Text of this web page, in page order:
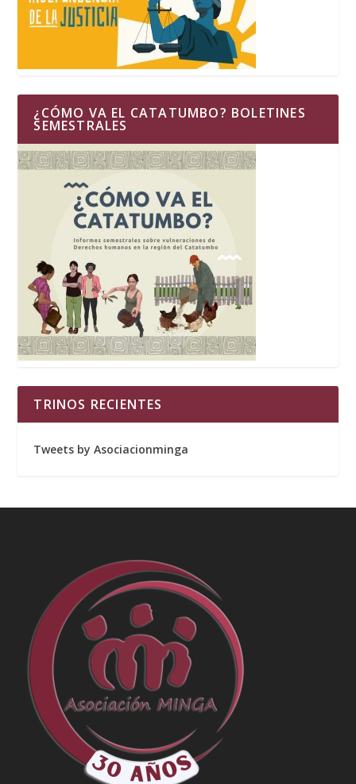
¿CÓMO VA EL CATATUMBO? BOLETINES
SEMESTRALES
TRINOS RECIENTES
Tweets by Asociacionminga